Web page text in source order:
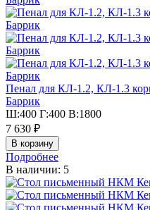
Пенал для КЛ-1.2, КЛ-1.3
Баррик
Ш:400 Г:400 В:1800
7 630 ₽
Подробнее
В наличии: 5